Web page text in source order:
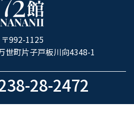
72
館
〒992-1125
世町片子戸板川向4348-1
28-2472